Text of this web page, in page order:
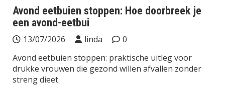
Avond eetbuien stoppen: Hoe doorbreek je
een avond-eetbui
13/07/2026 linda
0
Avond eetbuien stoppen: praktische uitleg voor
drukke vrouwen die gezond willen afvallen zonder
streng dieet.